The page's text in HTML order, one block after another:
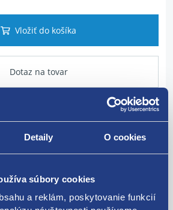
Detaily O cookies
súbory cookies
a reklám, poskytovanie funkcií
Vložiť do košíka
Dotaz na tovar
stierača , pre palubný počítač